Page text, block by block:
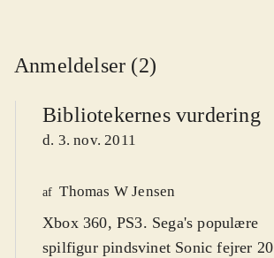
Anmeldelser (2)
Bibliotekernes vurdering
d. 3. nov. 2011
af Thomas W Jensen
Xbox 360, PS3. Sega's populære
spilfigur pindsvinet Sonic fejrer 20